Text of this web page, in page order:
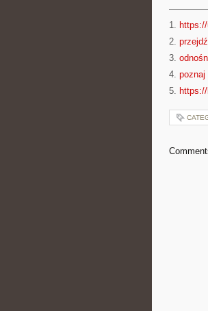
1.
2.
3.
4. poznaj
5.